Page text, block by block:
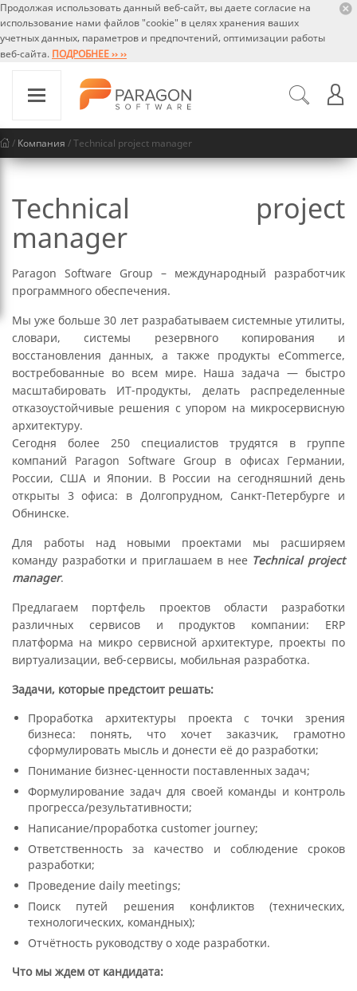
Продолжая использовать данный веб-сайт, вы даете согласие на
использование нами файлов "cookie" в целях хранения ваших
учетных данных, параметров и предпочтений, оптимизации работы
веб-сайта. ПОДРОБНЕЕ ›› ››
/ Компания / Technical project manager
Technical project
manager
Paragon Software Group – международный разработчик
программного обеспечения.
Мы уже больше 30 лет разрабатываем системные утилиты,
словари, системы резервного копирования и
восстановления данных, а также продукты eCommerce,
востребованные во всем мире. Наша задача — быстро
масштабировать ИТ-продукты, делать распределенные
отказоустойчивые решения с упором на микросервисную
архитектуру.
Сегодня более 250 специалистов трудятся в группе
компаний Paragon Software Group в офисах Германии,
России, США и Японии. В России на сегодняшний день
открыты 3 офиса: в Долгопрудном, Санкт-Петербурге и
Обнинске.
Для работы над новыми проектами мы расширяем
команду разработки и приглашаем в нее Technical project
manager.
Предлагаем портфель проектов области разработки
различных сервисов и продуктов компании: ERP
платформа на микро сервисной архитектуре, проекты по
виртуализации, веб-сервисы, мобильная разработка.
Задачи, которые предстоит решать:
Проработка архитектуры проекта с точки зрения
бизнеса: понять, что хочет заказчик, грамотно
сформулировать мысль и донести её до разработки;
Понимание бизнес-ценности поставленных задач;
Формулирование задач для своей команды и контроль
прогресса/результативности;
Написание/проработка customer journey;
Ответственность за качество и соблюдение сроков
разработки;
Проведение daily meetings;
Поиск путей решения конфликтов (технических,
технологических, командных);
Отчётность руководству о ходе разработки.
Что мы ждем от кандидата: